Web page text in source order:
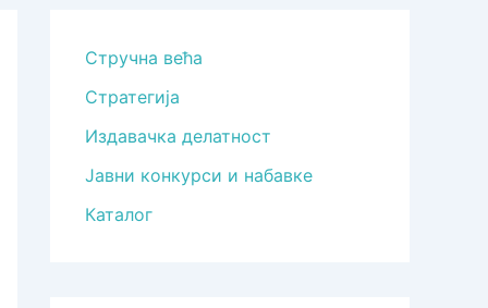
Стручна већа
Стратегија
Издавачка делатност
Јавни конкурси и набавке
Каталог